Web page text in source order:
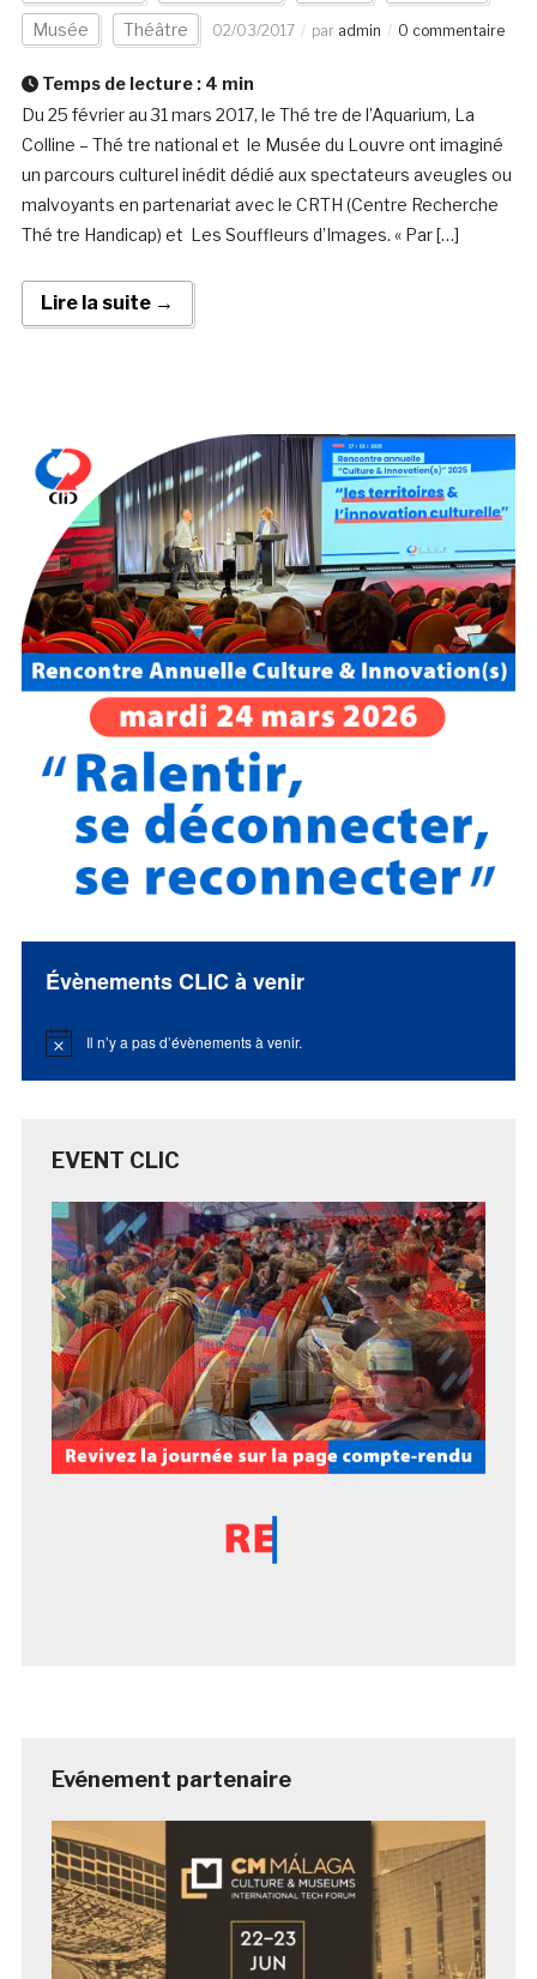
Musée Théâtre 02/03/2017 par admin 0 commentaire
Temps de lecture : 4 min
Du 25 février au 31 mars 2017, le Thé tre de l’Aquarium, La
Colline – Thé tre national et le Musée du Louvre ont imaginé
un parcours culturel inédit dédié aux spectateurs aveugles ou
malvoyants en partenariat avec le CRTH (Centre Recherche
Thé tre Handicap) et Les Souffleurs d’Images. « Par […]
Lire la suite →
Évènements CLIC à venir
Notice Il n’y a pas d’évènements à venir.
EVENT CLIC
Evénement partenaire